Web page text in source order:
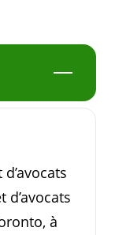
d’avocats
à